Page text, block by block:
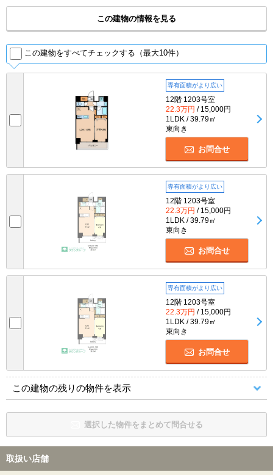
この建物の情報を見る
この建物をすべてチェックする（最大10件）
専有面積がより広い
12階 1203号室
22.3万円 / 15,000円
1LDK / 39.79㎡
東向き
お問合せ
専有面積がより広い
12階 1203号室
22.3万円 / 15,000円
1LDK / 39.79㎡
東向き
お問合せ
専有面積がより広い
12階 1203号室
22.3万円 / 15,000円
1LDK / 39.79㎡
東向き
お問合せ
この建物の残りの物件を表示
選択した物件をまとめて問合せる
取扱い店舗